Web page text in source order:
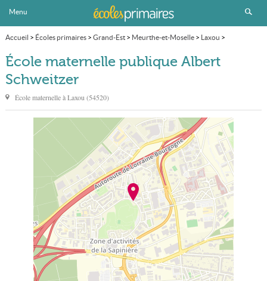
Menu
Accueil > Écoles primaires> Grand-Est> Meurthe-et-Moselle> Laxou >
École maternelle publique Albert Schweitzer
École maternelle publique Albert
Schweitzer
École maternelle àLaxou (54520)